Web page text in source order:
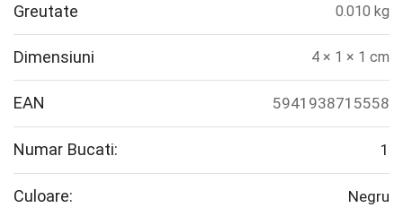
Greutate 0.010 kg
Dimensiuni 4 × 1 × 1 cm
EAN 5941938715558
Numar Bucati: 1
Culoare: Negru